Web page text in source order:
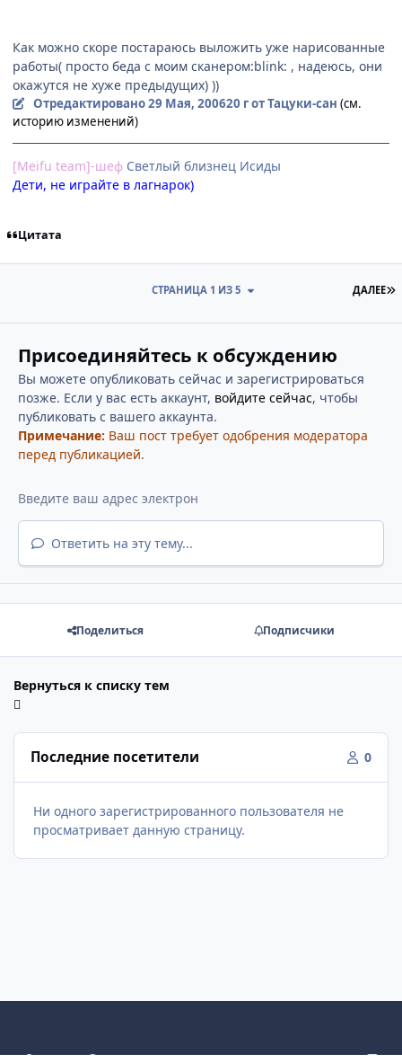
Как можно скоре постараюсь выложить уже нарисованные
работы( просто беда с моим сканером:blink: , надеюсь, они
окажутся не хуже предыдущих) ))
Отредактировано29 Мая, 200620 гот Тацуки-сан (см.
историю изменений)
[Meifu team]-шеф Cветлый близнец Исиды
Дети, не играйте в лагнарок)
Цитата
ДАЛЕЕ
СТРАНИЦА 1 ИЗ 5
Присоединяйтесь к обсуждению
Вы можете опубликовать сейчас и зарегистрироваться
позже. Если у вас есть аккаунт, войдите сейчас, чтобы
публиковать с вашего аккаунта.
Примечание: Ваш пост требует одобрения модератора
перед публикацией.
Ответить на эту тему...
Поделиться Подписчики
Вернуться к списку тем
Последние посетители 0
Ни одного зарегистрированного пользователя не
просматривает данную страницу.
Светлый режим
Темный режим
Как в системе v